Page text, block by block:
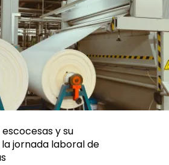
y su
jornada laboral de